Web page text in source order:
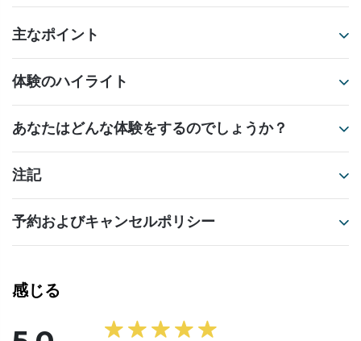
主なポイント
体験のハイライト
あなたはどんな体験をするのでしょうか？
注記
予約およびキャンセルポリシー
感じる